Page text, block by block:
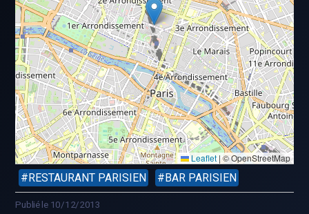
Leaflet |© OpenStreetMap
RESTAURANT PARISIEN BAR PARISIEN
Publié le 10/12/2013